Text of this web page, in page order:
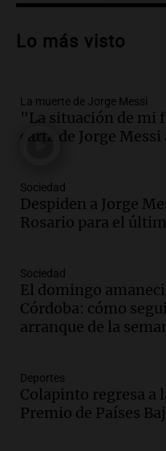
Audio.El Tesoro
liquidez de 4
Audio.La
humildad en
según San
Episodios
Audio.
agua entra por
Episodios
Audio.Nahuel
Mercedes
máximo".
Episodios
Audio.
de folclore en
Lo más visto
La muerte de Jorge Messi
"La situación de mi
carta de Jorge
Sociedad
Despiden a Jorge
Rosario para el
Sociedad
El domingo
Córdoba: cómo
arranque de la
Deportes
Colapinto regresa a
Premio de Países